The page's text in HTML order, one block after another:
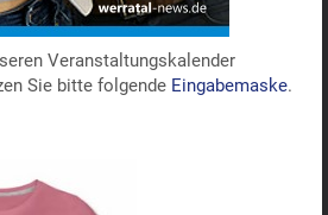
Veranstaltungskalender
Sie bitte folgende Eingabemaske.